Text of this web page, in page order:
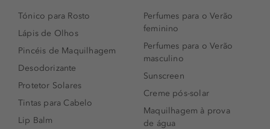
Tónico para Rosto
Lápis de Olhos
Pincéis de Maquilhagem
Desodorizante
Protetor Solares
Tintas para Cabelo
Lip Balm
Perfumes para o Verão
feminino
Perfumes para o Verão
masculino
Sunscreen
Creme pós-solar
Maquilhagem à prova
de água